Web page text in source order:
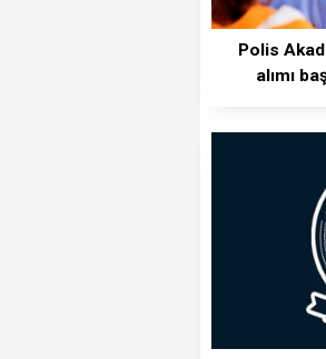
Polis
alımı